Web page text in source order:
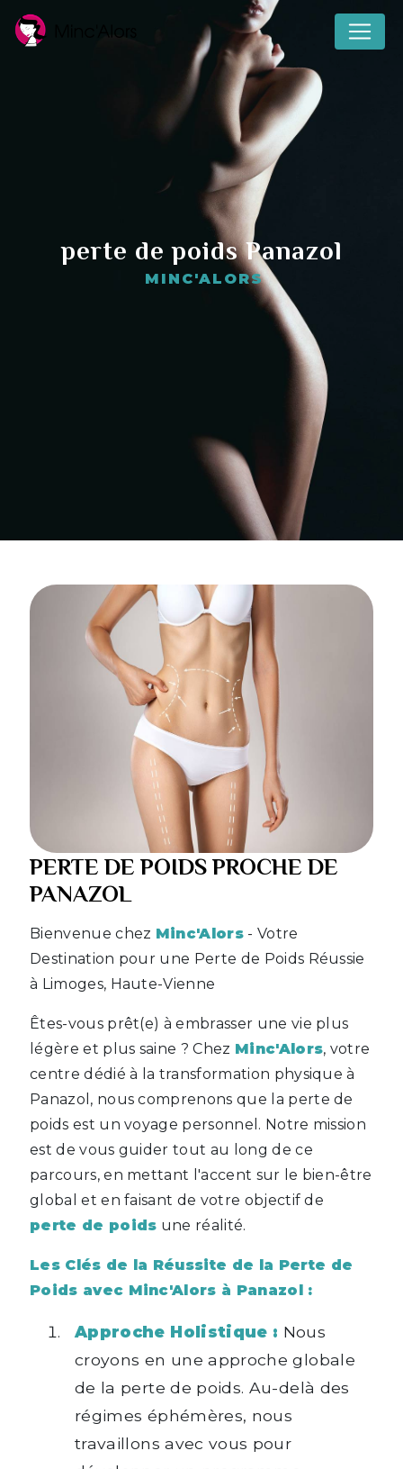
perte de poids Panazol
MINC'ALORS
PERTE DE POIDS PROCHE DE
PANAZOL
Bienvenue chez Minc'Alors - Votre
Destination pour une Perte de Poids Réussie
à Limoges, Haute-Vienne
Êtes-vous prêt(e) à embrasser une vie plus
légère et plus saine ? Chez Minc'Alors, votre
centre dédié à la transformation physique à
Panazol, nous comprenons que la perte de
poids est un voyage personnel. Notre mission
est de vous guider tout au long de ce
parcours, en mettant l'accent sur le bien-être
global et en faisant de votre objectif de
perte de poids une réalité.
Les Clés de la Réussite de la Perte de
Poids avec Minc'Alors à Panazol :
Approche Holistique : Nous
croyons en une approche globale
de la perte de poids. Au-delà des
régimes éphémères, nous
travaillons avec vous pour
Panneau de gestion des cookies